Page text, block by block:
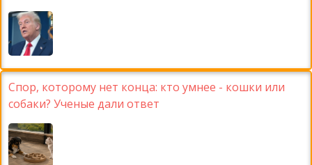
Спор, которому нет конца: кто умнее - кошки или
собаки? Ученые дали ответ